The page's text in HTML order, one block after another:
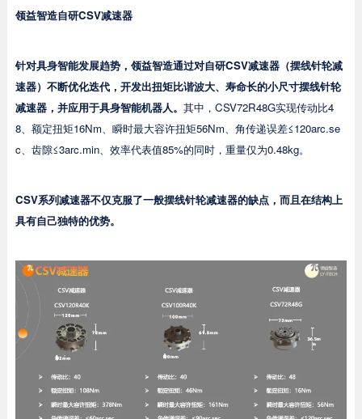
领益智造自研CSV减速器
针对具身智能发展趋势，领益智造通过对自研CSV减速器（摆线针轮减
速器）不断优化迭代，开发出扭矩比谐波大、寿命长的小尺寸摆线针轮
减速器，并应用于具身智能机器人。 其中，CSV72R48G实现传动比4
8、额定扭矩16Nm、瞬时最大容许扭矩56Nm、角传递误差≤120arc.se
c、齿隙≤3arc.min、效率代表值85%的同时，重量仅为0.48kg。
CSV系列减速器不仅克服了一般摆线针轮减速器的缺点，而且在结构上
具有自己独特的优势。